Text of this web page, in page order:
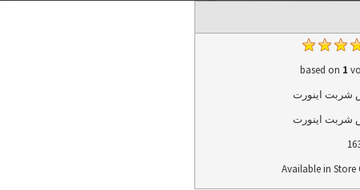
1
شربت اینورت
شربت اینورت
Available in Store